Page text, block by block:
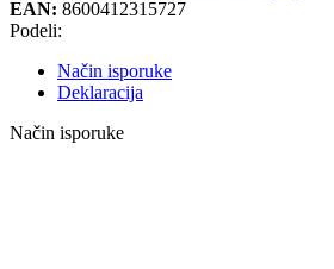
EAN: 8600412315727
Podeli:
Način isporuke
Deklaracija
Način isporuke